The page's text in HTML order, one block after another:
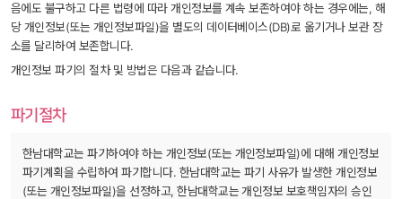
음에도 불구하고 다른 법령에 따라 개인정보를 계속 보존하여야 하는 경우에는, 해
당 개인정보(또는 개인정보파일)을 별도의 데이터베이스(DB)로 옮기거나 보관 장
소를 달리하여 보존합니다.
개인정보 파기의 절차 및 방법은 다음과 같습니다.
파기절차
한남대학교는 파기하여야 하는 개인정보(또는 개인정보파일)에 대해 개인정보
파기계획을 수립하여 파기합니다. 한남대학교는 파기 사유가 발생한 개인정보
(또는 개인정보파일)을 선정하고, 한남대학교는 개인정보 보호책임자의 승인